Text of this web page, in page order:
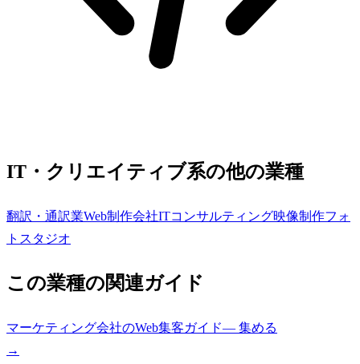
IT・クリエイティブ系の他の業種
翻訳・通訳業Web制作会社ITコンサルティング映像制作フォ
トスタジオ
この業種の関連ガイド
マーケティング会社のWeb集客ガイド— 集める
→